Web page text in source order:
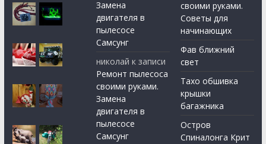
Замена
двигателя в
пылесосе
Самсунг
николай к записи
Ремонт пылесоса
своими руками.
Замена
двигателя в
пылесосе
Самсунг
своими руками.
Советы для
начинающих
Фав ближний
свет
Тахо обшивка
крышки
багажника
Остров
Спиналонга Крит